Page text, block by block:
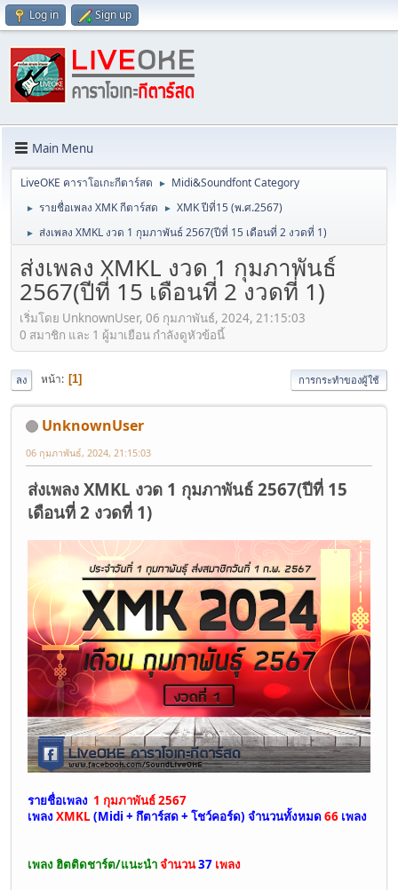
Log in Sign up
Main Menu
LiveOKE คาราโอเกะกีตาร์สด ► Midi&Soundfont Category
► รายชื่อเพลง XMK กีตาร์สด ► XMK ปีที่15 (พ.ศ.2567)
► ส่งเพลง XMKL งวด 1 กุมภาพันธ์ 2567(ปีที่ 15 เดือนที่ 2 งวดที่ 1)
ส่งเพลง XMKL งวด 1 กุมภาพันธ์
2567(ปีที่ 15 เดือนที่ 2 งวดที่ 1)
เริ่มโดย UnknownUser, 06 กุมภาพันธ์, 2024, 21:15:03
0 สมาชิก และ 1 ผู้มาเยือน กำลังดูหัวข้อนี้
ลง หน้า 1 การกระทำของผู้ใช้
UnknownUser
06 กุมภาพันธ์, 2024, 21:15:03
ส่งเพลง XMKL งวด 1 กุมภาพันธ์ 2567(ปีที่ 15
เดือนที่ 2 งวดที่ 1)
รายชื่อเพลง 1 กุมภาพันธ์ 2567
เพลง XMKL (Midi + กึตาร์สด + โชว์คอร์ด) จำนวนทั้งหมด66 เพลง
เพลง ฮิตติดชาร์ต/แนะนำจำนวน37 เพลง